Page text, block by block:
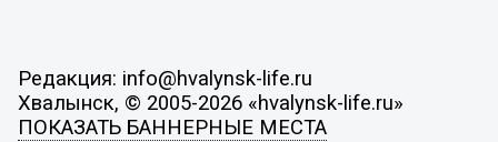
Редакция: info@hvalynsk-life.ru
Хвалынск, © 2005-2026 «hvalynsk-life.ru»
ПОКАЗАТЬ БАННЕРНЫЕ МЕСТА